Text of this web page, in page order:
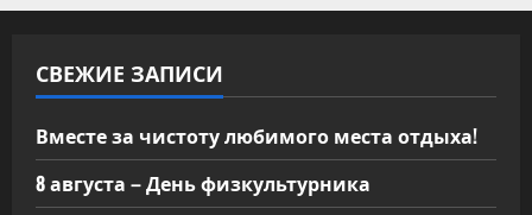
Стародеревянковского
соблюдайте
правила
пожарной
СВЕЖИЕ ЗАПИСИ
Вместе за чистоту любимого места отдыха!
8 августа – День физкультурника